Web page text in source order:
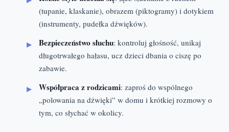
(tupanie, klaskanie), obrazem (piktogramy) i dotykiem
(instrumenty, pudełka dźwięków).
Bezpieczeństwo słuchu: kontroluj głośność, unikaj
długotrwałego hałasu, ucz dzieci dbania o ciszę po
zabawie.
Współpraca z rodzicami: zaproś do wspólnego
„polowania na dźwięki” w domu i krótkiej rozmowy o
tym, co słychać w okolicy.